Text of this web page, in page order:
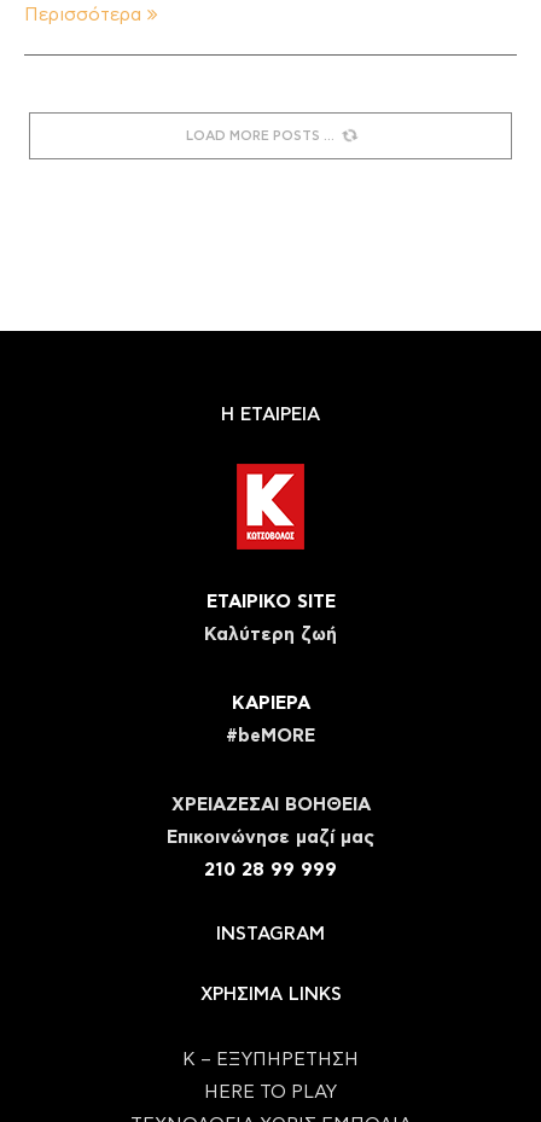
Περισσότερα
LOAD MORE POSTS
Η ΕΤΑΙΡΕΙΑ
ΕΤΑΙΡΙΚΟ SITE
Καλύτερη ζωή
ΚΑΡΙΕΡΑ
#beMORE
ΧΡΕΙΑΖΕΣΑΙ ΒΟΗΘΕΙΑ
Eπικοινώνησε μαζί μας
210 28 99 999
INSTAGRAM
ΧΡΗΣΙΜΑ LINKS
Κ – ΕΞΥΠΗΡΕΤΗΣΗ
HERE TO PLAY